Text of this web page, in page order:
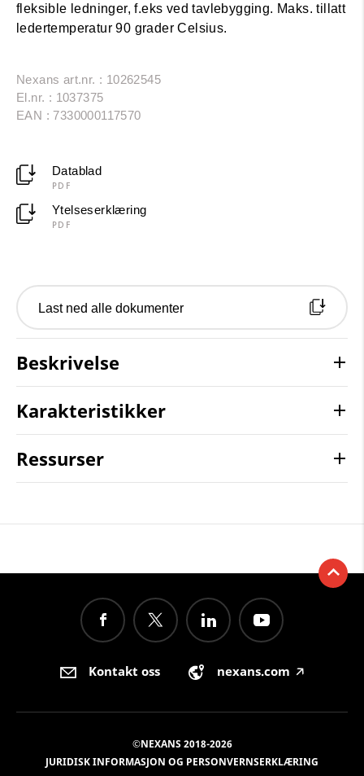
fleksible ledninger, f.eks ved tavlebygging. Maks. tillatt
ledertemperatur 90 grader Celsius.
Nexans art.nr. : 10262545
El.nr. : 1037375
EAN : 7330000117570
Datablad
PDF
Ytelseserklæring
PDF
Last ned alle dokumenter
Beskrivelse
Karakteristikker
Ressurser
Kontakt oss nexans.com 🡥
©NEXANS 2018-2026
JURIDISK INFORMASJON OG PERSONVERNSERKLÆRING